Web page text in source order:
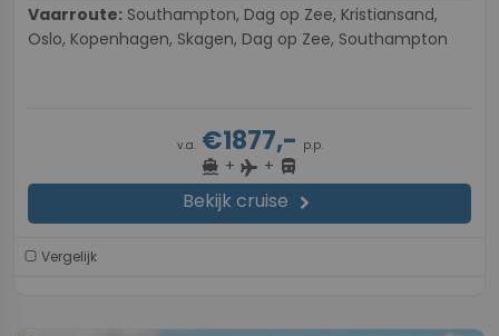
Vaarroute:
Oslo, Kopenhagen, Skagen, Dag op Zee, Southampton
v.a.€1877,- p.p.
directions_boat + flight + directions_bus
Bekijk cruise chevron_right
Vergelijk